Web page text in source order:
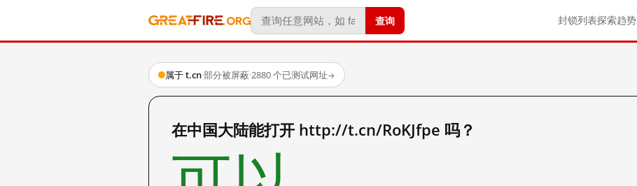
查询 封锁列表探索趋势
属于 t.cn·部分被屏蔽·2880 个已测试网址→
在中国大陆能打开 http://t.cn/RoKJfpe 吗？